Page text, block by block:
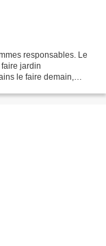
responsables. Le
jardin
le faire demain,